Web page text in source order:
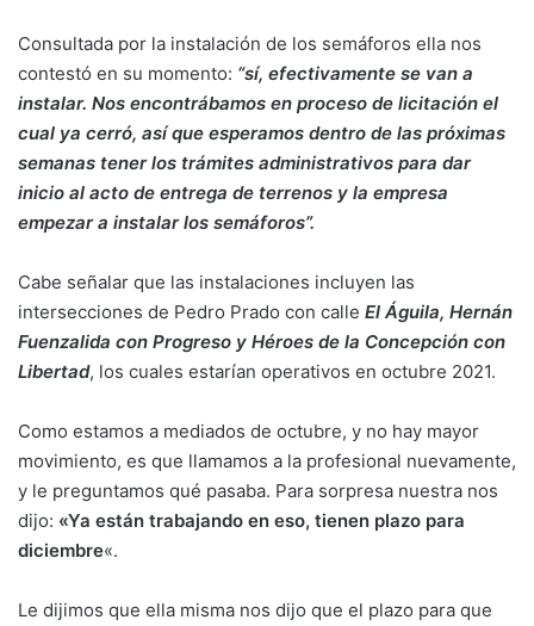
Consultada por la instalación de los semáforos ella nos
contestó en su momento: “sí, efectivamente se van a
instalar. Nos encontrábamos en proceso de licitación el
cual ya cerró, así que esperamos dentro de las próximas
semanas tener los trámites administrativos para dar
inicio al acto de entrega de terrenos y la empresa
empezar a instalar los semáforos”.
Cabe señalar que las instalaciones incluyen las
intersecciones de Pedro Prado con calle El Águila, Hernán
Fuenzalida con Progreso y Héroes de la Concepción con
Libertad, los cuales estarían operativos en octubre 2021.
Como estamos a mediados de octubre, y no hay mayor
movimiento, es que llamamos a la profesional nuevamente,
y le preguntamos qué pasaba. Para sorpresa nuestra nos
dijo: «Ya están trabajando en eso, tienen plazo para
diciembre«.
Le dijimos que ella misma nos dijo que el plazo para que